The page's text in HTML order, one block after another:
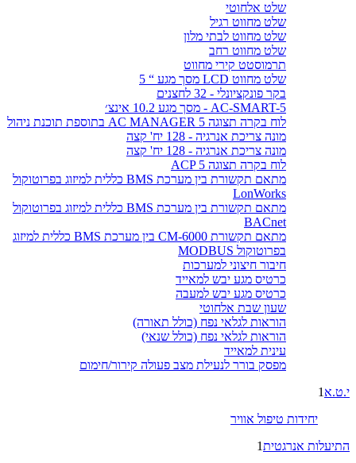
שלט אלחוטי
שלט מחווט רגיל
שלט מחווט לבתי מלון
שלט מחווט רחב
תרמוסטט קירי מחווט
שלט מחווט LCD מסך מגע “ 5
בקר פונקציונלי - 32 לחצנים
AC-SMART-5 - מסך מגע 10.2 אינצ׳
לוח בקרה תצוגה AC MANAGER 5 בתוספת תוכנת ניהול
מונה צריכת אנרגיה - 128 יח' קצה
מונה צריכת אנרגיה - 128 יח' קצה
לוח בקרה תצוגה ACP 5
מתאם תקשורת בין מערכת BMS כללית למיזוג בפרוטוקול
LonWorks
מתאם תקשורת בין מערכת BMS כללית למיזוג בפרוטוקול
BACnet
מתאם תקשורת CM-6000 בין מערכת BMS כללית למיזוג
בפרוטוקול MODBUS
חיבור חיצוני למערכות
כרטיס מגע יבש למאייד
כרטיס מגע יבש למעבה
שעון שבת אלחוטי
הוראות לגלאי נפח (כולל תאורה)
הוראות לגלאי נפח (כולל שנאי)
עינית למאייד
מפסק בורר לנעילת מצב פעולה קירור/חימום
י.ט.א 1
יחידות טיפול אוויר
התיעלות אנרגטית1